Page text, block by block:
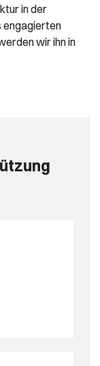
in der
engagierten
wir ihn in